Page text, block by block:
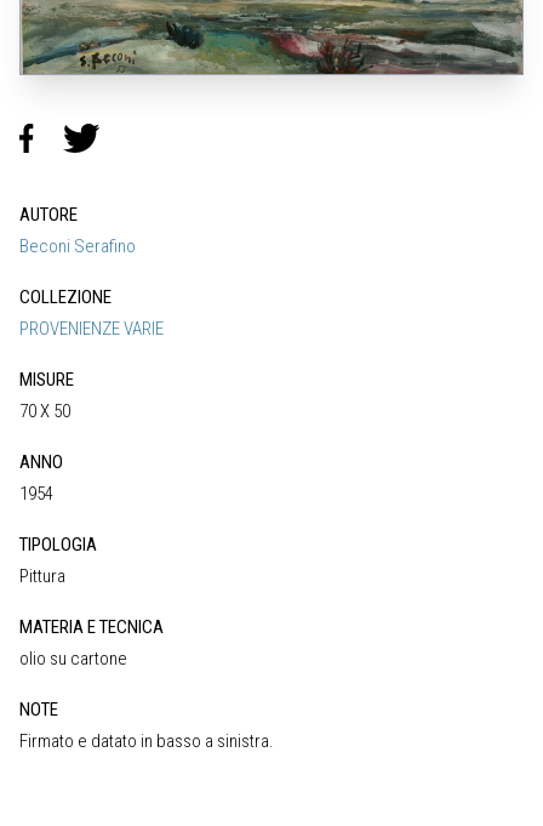
AUTORE
Beconi Serafino
COLLEZIONE
PROVENIENZE VARIE
MISURE
70 X 50
ANNO
1954
TIPOLOGIA
Pittura
MATERIA E TECNICA
olio su cartone
NOTE
Firmato e datato in basso a sinistra.